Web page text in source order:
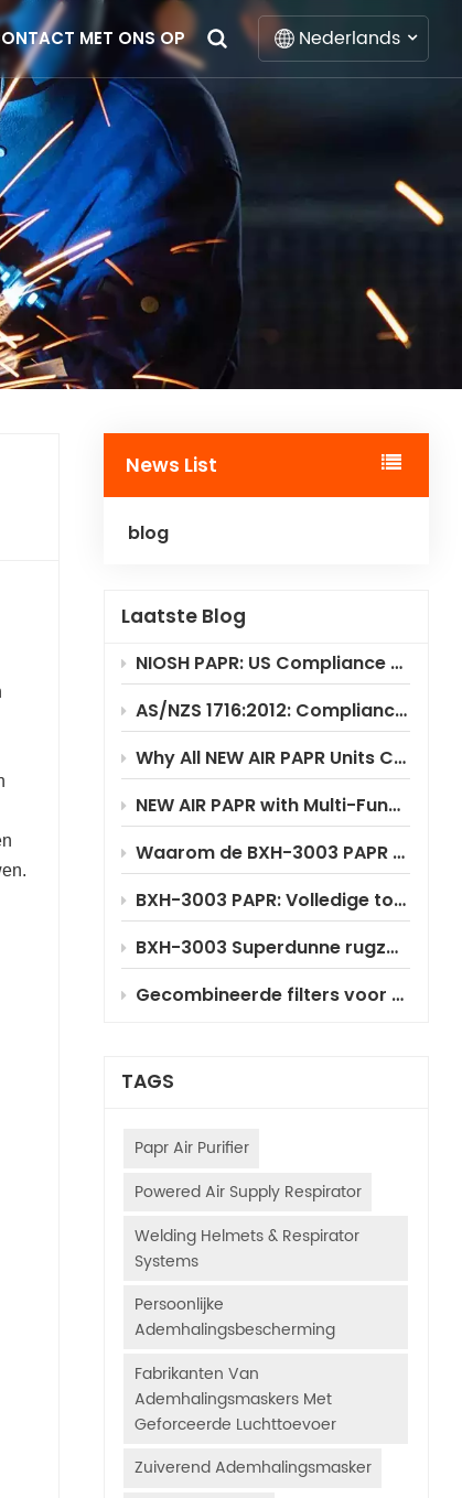
MET ONS OP Nederlands
Español
Português
News List
blog
Laatste Blog
NIOSH PAPR: US Compliance & Testing Requirements
AS/NZS 1716:2012: Compliance Standard for PAPR Respirators
Why All NEW AIR PAPR Units Choose RILSA NB1024 for Certification?
NEW AIR PAPR with Multi-Functional Flip-Up Welding Helmet
Waarom de BXH-3003 PAPR aanzienlijke kostenbesparingen oplevert
BXH-3003 PAPR: Volledige toepassingsscenario-analyse
BXH-3003 Superdunne rugzakstijl PAPR
Gecombineerde filters voor ademhalingsbescherming met geforceerde luchttoevoer (PAPR) voor autospuiten: selectie, principes en gebruiksaanwijzing
TAGS
Papr Air Purifier
Powered Air Supply Respirator
Welding Helmets & Respirator
Systems
Persoonlijke
Ademhalingsbescherming
Fabrikanten Van
Ademhalingsmaskers Met
Geforceerde Luchttoevoer
Zuiverend Ademhalingsmasker